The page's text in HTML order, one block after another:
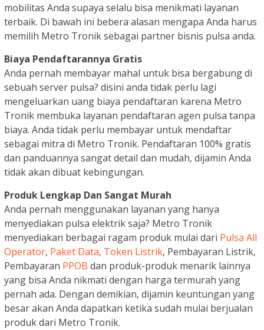
mobilitas Anda supaya selalu bisa menikmati layanan
terbaik. Di bawah ini bebera alasan mengapa Anda harus
memilih Metro Tronik sebagai partner bisnis pulsa anda.
Biaya Pendaftarannya Gratis
Anda pernah membayar mahal untuk bisa bergabung di
sebuah server pulsa? disini anda tidak perlu lagi
mengeluarkan uang biaya pendaftaran karena Metro
Tronik membuka layanan pendaftaran agen pulsa tanpa
biaya. Anda tidak perlu membayar untuk mendaftar
sebagai mitra di Metro Tronik. Pendaftaran 100% gratis
dan panduannya sangat detail dan mudah, dijamin Anda
tidak akan dibuat kebingungan.
Produk Lengkap Dan Sangat Murah
Anda pernah menggunakan layanan yang hanya
menyediakan pulsa elektrik saja? Metro Tronik
menyediakan berbagai ragam produk mulai dari Pulsa All
Operator, Paket Data, Token Listrik, Pembayaran Listrik,
Pembayaran PPOB dan produk-produk menarik lainnya
yang bisa Anda nikmati dengan harga termurah yang
pernah ada. Dengan demikian, dijamin keuntungan yang
besar akan Anda dapatkan ketika sudah mulai berjualan
produk dari Metro Tronik.